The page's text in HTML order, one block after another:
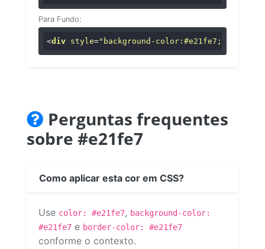
Para Fundo:
<div style="background-color:#e21fe7;"
Perguntas frequentes
sobre #e21fe7
Como aplicar esta cor em CSS?
Use color: #e21fe7, background-color:
#e21fe7 e border-color: #e21fe7
conforme o contexto.